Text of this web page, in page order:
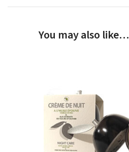
You may also like…